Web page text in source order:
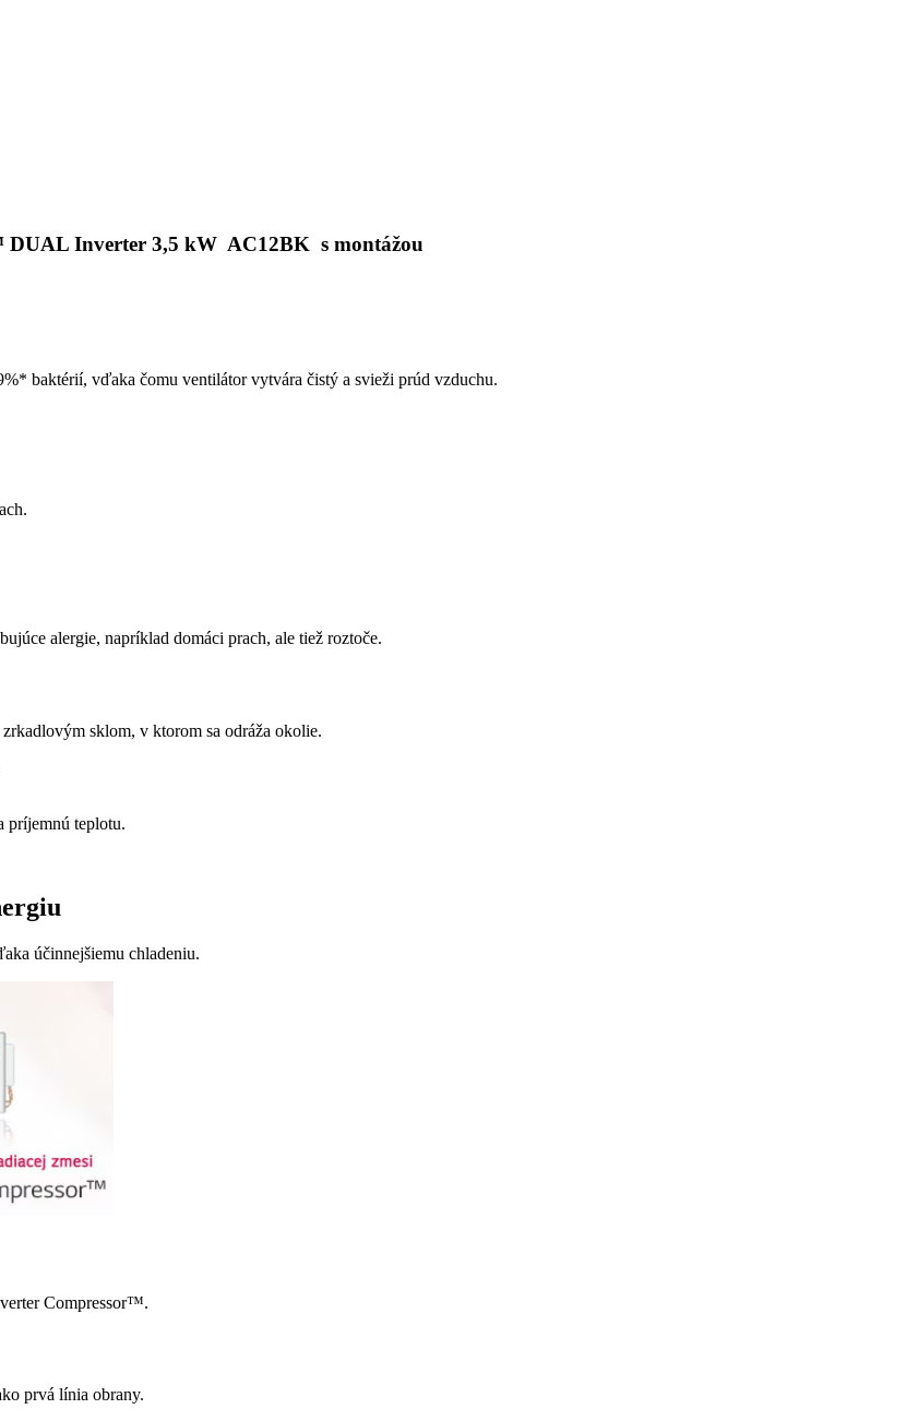
Inverter 3,5 kW AC12BK s montážou
baktérií, vďaka čomu ventilátor vytvára čistý a svieži prúd vzduchu.
alergie, napríklad domáci prach, ale tiež roztoče.
sklom, v ktorom sa odráža okolie.
príjemnú teplotu.
účinnejšiemu chladeniu.
Compressor™.
prvá línia obrany.